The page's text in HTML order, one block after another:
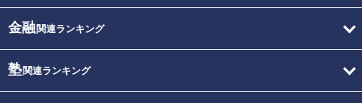
金融関連ランキング
塾関連ランキング